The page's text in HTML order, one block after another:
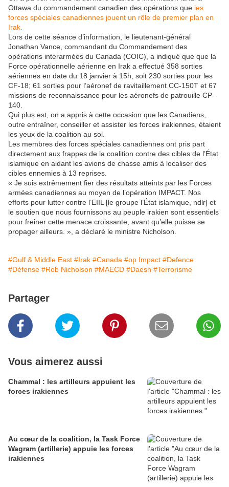
Ottawa du commandement canadien des opérations que les
forces spéciales canadiennes jouent un rôle de premier plan en
Irak.
Lors de cette séance d’information, le lieutenant-général
Jonathan Vance, commandant du Commandement des
opérations interarmées du Canada (COIC), a indiqué que que la
Force opérationnelle aérienne en Irak a effectué 358 sorties
aériennes en date du 18 janvier à 15h, soit 230 sorties pour les
CF-18; 61 sorties pour l’aéronef de ravitaillement CC-150T et 67
missions de reconnaissance pour les aéronefs de patrouille CP-
140.
Qui plus est, on a appris à cette occasion que les Canadiens,
outre entraîner, conseiller et assister les forces irakiennes, étaient
les yeux de la coalition au sol.
Les membres des forces spéciales canadiennes ont pris part
directement aux frappes de la coalition contre des cibles de l’État
islamique en aidant les avions de chasse amis à localiser des
cibles ennemies à 13 reprises.
« Je suis extrêmement fier des résultats atteints par les Forces
armées canadiennes au moyen de l’opération IMPACT. Nos
efforts pour lutter contre l’EIIL [le groupe l’État islamique, ndlr] et
le soutien que nous fournissons au peuple irakien sont essentiels
pour freiner cette menace croissante, avant qu’elle puisse se
propager ailleurs. », a déclaré le ministre Nicholson.
#Gulf & Middle East #Irak #Canada #op Impact #Defence
#Défense #Rob Nicholson #MAECD #Daesh #Terrorisme
Partager
Vous aimerez aussi
Chammal : les artilleurs appuient les
forces irakiennes
Au cœur de la coalition, la Task Force
Wagram (artillerie) appuie les forces
irakiennes